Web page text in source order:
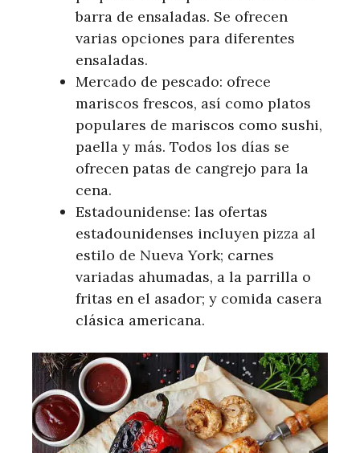
barra de ensaladas. Se ofrecen
varias opciones para diferentes
ensaladas.
Mercado de pescado: ofrece
mariscos frescos, así como platos
populares de mariscos como sushi,
paella y más. Todos los días se
ofrecen patas de cangrejo para la
cena.
Estadounidense: las ofertas
estadounidenses incluyen pizza al
estilo de Nueva York; carnes
variadas ahumadas, a la parrilla o
fritas en el asador; y comida casera
clásica americana.